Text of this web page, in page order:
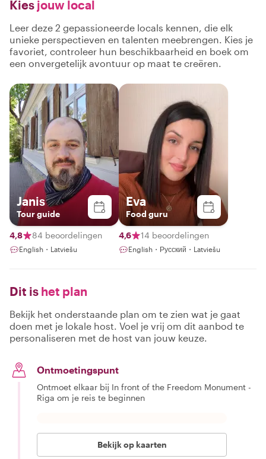
Kies jouw local
Leer deze 2 gepassioneerde locals kennen, die elk
unieke perspectieven en talenten meebrengen. Kies je
favoriet, controleer hun beschikbaarheid en boek om
een onvergetelijk avontuur op maat te creëren.
Janis
Tour guide
4,8 84 beoordelingen
English・Latviešu
Eva
Food guru
4,6 14 beoordelingen
English・Русский・Latviešu
Dit is het plan
Bekijk het onderstaande plan om te zien wat je gaat
doen met je lokale host. Voel je vrij om dit aanbod te
personaliseren met de host van jouw keuze.
Ontmoetingspunt
Ontmoet elkaar bij In front of the Freedom Monument -
Riga om je reis te beginnen
Bekijk op kaarten